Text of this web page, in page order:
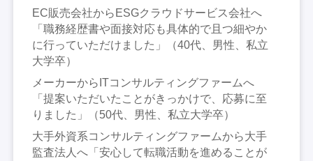
EC販売会社からESGクラウドサービス会社へ
「職務経歴書や面接対応も具体的で且つ細やか
に行っていただけました」（40代、男性、私立
大学卒）
メーカーからITコンサルティングファームへ
「提案いただいたことがきっかけで、応募に至
りました」（50代、男性、私立大学卒）
大手外資系コンサルティングファームから大手
監査法人へ「安心して転職活動を進めることが